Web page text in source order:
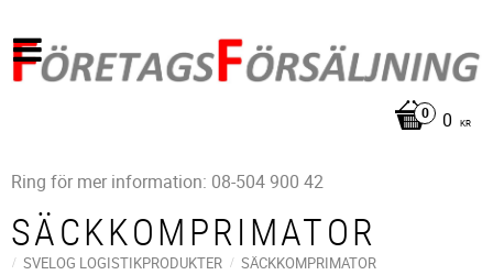
0 KR
Ring för mer information: 08-504 900 42
SÄCKKOMPRIMATOR
SVELOG LOGISTIKPRODUKTER SÄCKKOMPRIMATOR